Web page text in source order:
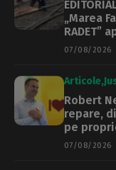
„Marea
RADET”
07/08/2026
Articole
Robert
repare,
pe
07/08/2026